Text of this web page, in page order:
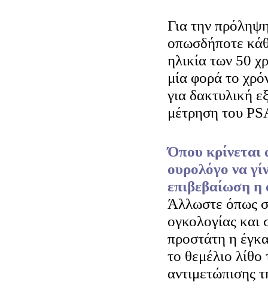
Για την
οπωσδήποτε
ηλικία των 50
μία φορά το
για δακτυλική
μέτρηση του
Όπου κρίνεται
ουρολόγο να
επιβεβαίωση η
Άλλωστε όπως
ογκολογίας και
προστάτη η
το θεμέλιο λίθο
αντιμετώπισης